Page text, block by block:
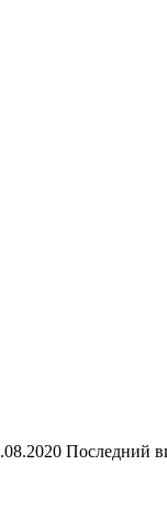
Последний